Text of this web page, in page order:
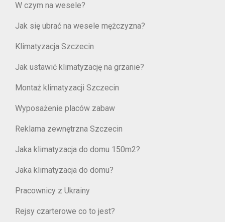
W czym na wesele?
Jak się ubrać na wesele mężczyzna?
Klimatyzacja Szczecin
Jak ustawić klimatyzację na grzanie?
Montaż klimatyzacji Szczecin
Wyposażenie placów zabaw
Reklama zewnętrzna Szczecin
Jaka klimatyzacja do domu 150m2?
Jaka klimatyzacja do domu?
Pracownicy z Ukrainy
Rejsy czarterowe co to jest?